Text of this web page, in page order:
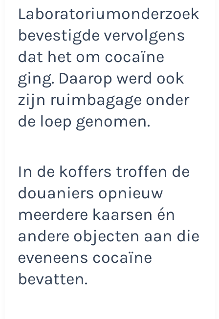
Laboratoriumonderzoek
bevestigde vervolgens
dat het om cocaïne
ging. Daarop werd ook
zijn ruimbagage onder
de loep genomen.
In de koffers troffen de
douaniers opnieuw
meerdere kaarsen én
andere objecten aan die
eveneens cocaïne
bevatten.